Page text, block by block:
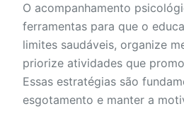
O acompanhamento
ferramentas para que o
limites saudáveis, organize
priorize atividades que
Essas estratégias são
esgotamento e manter a